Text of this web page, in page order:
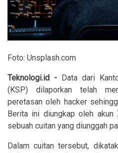
Foto: Unsplash.com
Teknologi.id - Data dari
(KSP) dilaporkan telah
peretasan oleh hacker
Berita ini diungkap oleh akun
sebuah cuitan yang diunggah
Dalam cuitan tersebut,